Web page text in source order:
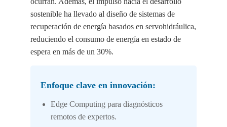
sostenible ha llevado al diseño de sistemas de
recuperación de energía basados en servohidráulica,
reduciendo el consumo de energía en estado de
espera en más de un 30%.
Enfoque clave en innovación:
Edge Computing para diagnósticos
remotos de expertos.